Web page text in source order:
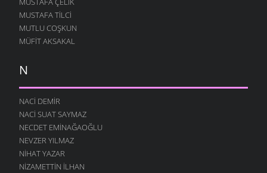
MUSTAFA TILCI
MUTLU COŞKUN
MÜFIT AKSAKAL
N
NACI DEMIR
NACI SUAT SAYMAZ
NECDET EMINAĞAOĞLU
NEVZER YILMAZ
NIHAT YAZAR
NIZAMETTIN İLHAN